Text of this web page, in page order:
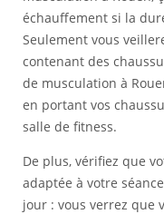
échauffement si la
Seulement vous
contenant des
de musculation à
en portant vos
salle de fitness.
De plus, vérifiez que
adaptée à votre
jour : vous verrez que